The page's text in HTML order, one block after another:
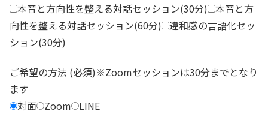
本音と方向性を整える対話セッション(30分) 本音と方
向性を整える対話セッション(60分) 違和感の言語化セッ
ション(30分)
ご希望の方法 (必須)※Zoomセッションは30分までとなり
ます
対面 Zoom LINE